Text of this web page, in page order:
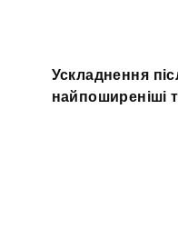
Ускладнення
найпоширеніші